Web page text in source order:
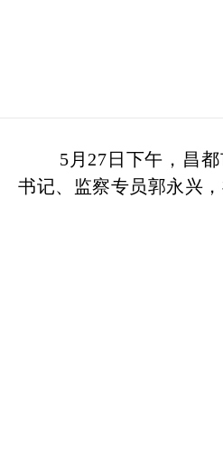
5月27日下午，昌
书记、监察专员郭永兴